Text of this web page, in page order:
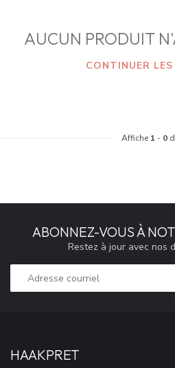
AUCUN PRODUIT
CONTINUER
Affiche 1 - 0
ABONNEZ-VOUS À
Restez à jour avec nos
HAAKPRET